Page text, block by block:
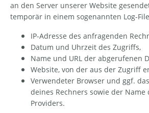
an den Server unserer Website
temporär in einem sogenannten Log-
IP-Adresse des anfragenden
Datum und Uhrzeit des Zugriffs,
Name und URL der abgerufenen
Website, von der aus der Zugriff
Verwendeter Browser und ggf.
deines Rechners sowie der Name
Providers.